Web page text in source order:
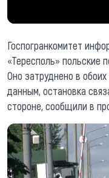
Госпогранкомитет
«Тересполь» польские
Оно затруднено в
данным, остановка
стороне, сообщили в